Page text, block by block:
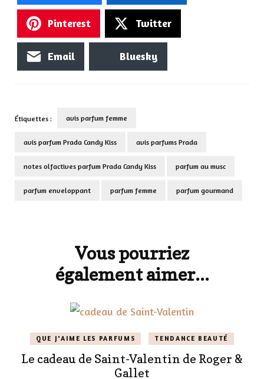
Pinterest Twitter
Email Bluesky
Étiquettes : avis parfum femme
avis parfum Prada Candy Kiss avis parfums Prada
notes olfactives parfum Prada Candy Kiss parfum au musc
parfum enveloppant parfum femme parfum gourmand
Vous pourriez
également aimer...
QUE J'AIME LES PARFUMS TENDANCE BEAUTÉ
Le cadeau de Saint-Valentin de Roger &
Gallet